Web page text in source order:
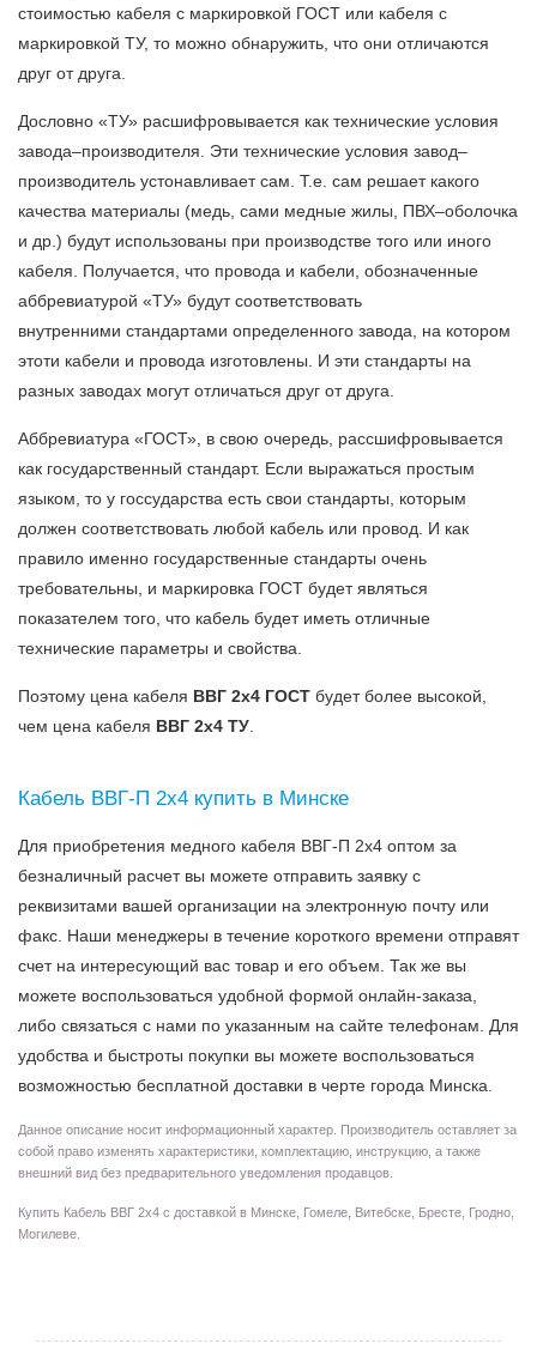
стоимостью кабеля с маркировкой ГОСТ или кабеля с
маркировкой ТУ, то можно обнаружить, что они отличаются
друг от друга.
Дословно «ТУ» расшифровывается как технические условия
завода–производителя. Эти технические условия завод–
производитель устонавливает сам. Т.е. сам решает какого
качества материалы (медь, сами медные жилы, ПВХ–оболочка
и др.) будут использованы при производстве того или иного
кабеля. Получается, что провода и кабели, обозначенные
аббревиатурой «ТУ» будут соответствовать
внутренними стандартами определенного завода, на котором
этоти кабели и провода изготовлены. И эти стандарты на
разных заводах могут отличаться друг от друга.
Аббревиатура «ГОСТ», в свою очередь, рассшифровывается
как государственный стандарт. Если выражаться простым
языком, то у госсударства есть свои стандарты, которым
должен соответствовать любой кабель или провод. И как
правило именно государственные стандарты очень
требовательны, и маркировка ГОСТ будет являться
показателем того, что кабель будет иметь отличные
технические параметры и свойства.
Поэтому цена кабеля ВВГ 2х4 ГОСТ будет более высокой,
чем цена кабеля ВВГ 2х4 ТУ
Кабель ВВГ-П 2х4 купить в Минске
Для приобретения медного кабеля ВВГ-П 2х4 оптом за
безналичный расчет вы можете отправить заявку с
реквизитами вашей организации на электронную почту или
факс. Наши менеджеры в течение короткого времени отправят
счет на интересующий вас товар и его объем. Так же вы
можете воспользоваться удобной формой онлайн-заказа,
либо связаться с нами по указанным на сайте телефонам. Для
удобства и быстроты покупки вы можете воспользоваться
возможностью бесплатной доставки в черте города Минска.
Данное описание носит информационный характер. Производитель оставляет за
собой право изменять характеристики, комплектацию, инструкцию, а также
внешний вид без предварительного уведомления продавцов.
Купить Кабель ВВГ 2х4 с доставкой в Минске, Гомеле, Витебске, Бресте, Гродно,
Могилеве.